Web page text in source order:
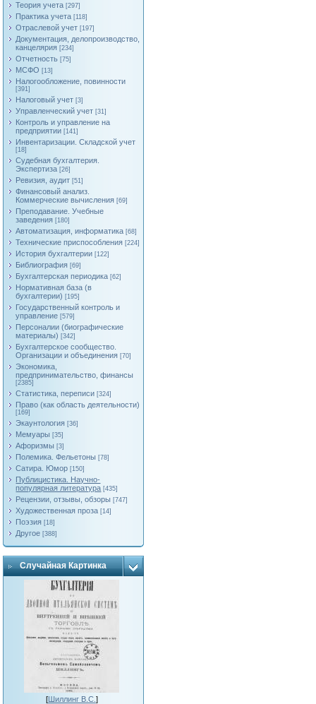
Теория учета [297]
Практика учета [118]
Отраслевой учет [197]
Документация, делопроизводство,
канцелярия [234]
Отчетность [75]
МСФО [13]
Налогообложение, повинности
[391]
Налоговый учет [3]
Управленческий учет [31]
Контроль и управление на
предприятии [141]
Инвентаризации. Складской учет
[18]
Судебная бухгалтерия.
Экспертиза [26]
Ревизия, аудит [51]
Финансовый анализ.
Коммерческие вычисления [69]
Преподавание. Учебные
заведения [180]
Автоматизация, информатика [68]
Технические приспособления [224]
История бухгалтерии [122]
Библиография [69]
Бухгалтерская периодика [62]
Нормативная база (в
бухгалтерии) [195]
Государственный контроль и
управление [579]
Персоналии (биографические
материалы) [342]
Бухгалтерское сообщество.
Организации и объединения [70]
Экономика,
предпринимательство, финансы
[2385]
Статистика, переписи [324]
Право (как область деятельности)
[169]
Экаунтология [36]
Мемуары [35]
Афоризмы [3]
Полемика. Фельетоны [78]
Сатира. Юмор [150]
Публицистика. Научно-
популярная литература [435]
Рецензии, отзывы, обзоры [747]
Художественная проза [14]
Поэзия [18]
Другое [388]
Случайная Картинка
[Шиллинг В.С. ]